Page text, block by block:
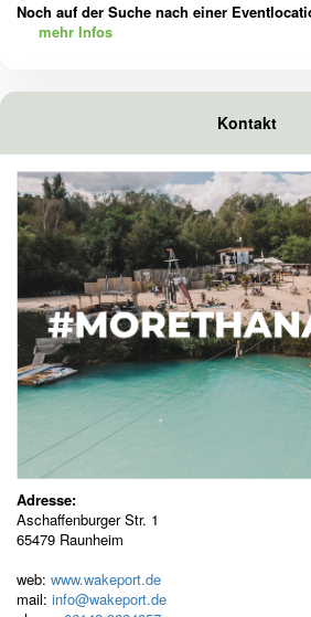
Noch auf der Suche nach einer
mehr Infos
Kontakt
Adresse:
Aschaffenburger Str. 1
65479 Raunheim
web: www.wakeport.de
mail: info@wakeport.de